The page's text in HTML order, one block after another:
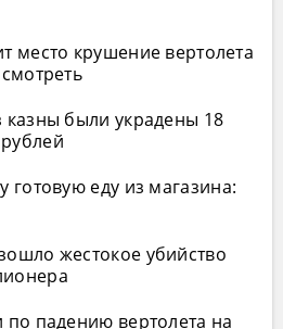
место крушение вертолета
казны были украдены 18
готовую еду из магазина:
жестокое убийство
по падению вертолета на